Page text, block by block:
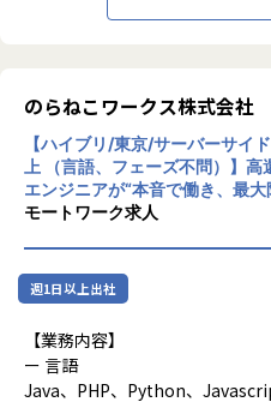
・自社サービスにおける設計・
・設計判断・調査結果・ADR等
※案件はすべてフルリモートで
への常駐や転勤等はございませ
【チーム体制】
・育成・評価・1on1などを行う
の「プロジェクトチーム」があ
・「所属チーム」においては、
1等のマネジメント業務を行って
て技術的な観点から横断的に支
ます（各プロジェクトの計画・
けるプロジェクトリーダーが担
のらねこワークス株式会社
【ハイブリ/東京/サーバーサイ
上 （言語、フェーズ不問）】
エンジニアが“本音で働き、最
モートワーク求人
週1日以上出社
【業務内容】
ー 言語
Java、PHP、Python、